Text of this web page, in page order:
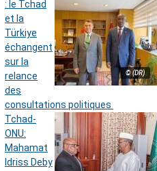
© (DR)
: le Tchad
et la
Türkiye
échangent
sur la
relance
des
consultations politiques
Tchad-
ONU:
Mahamat
Idriss Deby